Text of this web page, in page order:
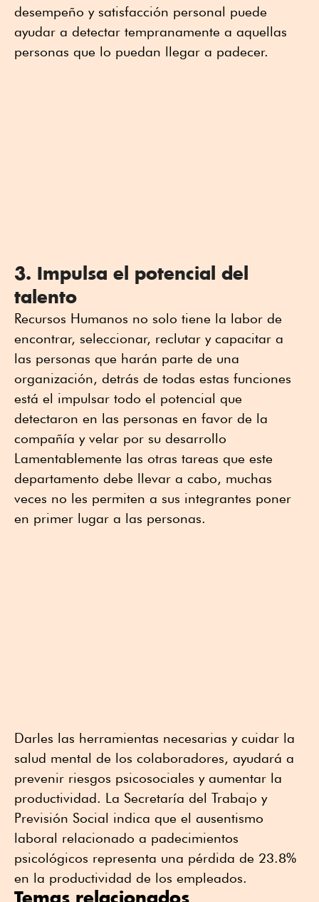
desempeño y satisfacción personal puede
ayudar a detectar tempranamente a aquellas
personas que lo puedan llegar a padecer.
3. Impulsa el potencial del
talento
Recursos Humanos no solo tiene la labor de
encontrar, seleccionar, reclutar y capacitar a
las personas que harán parte de una
organización, detrás de todas estas funciones
está el impulsar todo el potencial que
detectaron en las personas en favor de la
compañía y velar por su desarrollo
Lamentablemente las otras tareas que este
departamento debe llevar a cabo, muchas
veces no les permiten a sus integrantes poner
en primer lugar a las personas.
Darles las herramientas necesarias y cuidar la
salud mental de los colaboradores, ayudará a
prevenir riesgos psicosociales y aumentar la
productividad. La Secretaría del Trabajo y
Previsión Social indica que el ausentismo
laboral relacionado a padecimientos
psicológicos representa una pérdida de 23.8%
en la productividad de los empleados.
Temas relacionados